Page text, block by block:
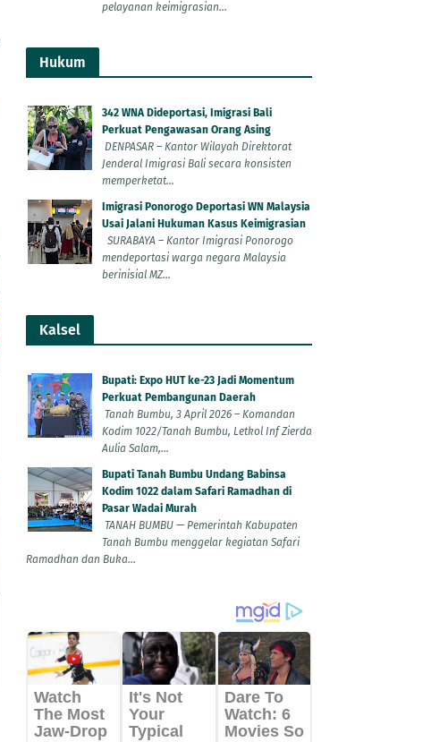
pelayanan keimigrasian...
Hukum
342 WNA Dideportasi, Imigrasi Bali
Perkuat Pengawasan Orang Asing
DENPASAR – Kantor Wilayah Direktorat
Jenderal Imigrasi Bali secara konsisten
memperketat...
Imigrasi Ponorogo Deportasi WN Malaysia
Usai Jalani Hukuman Kasus Keimigrasian
SURABAYA – Kantor Imigrasi Ponorogo
mendeportasi warga negara Malaysia
berinisial MZ...
Kalsel
Bupati: Expo HUT ke-23 Jadi Momentum
Perkuat Pembangunan Daerah
Tanah Bumbu, 3 April 2026 – Komandan
Kodim 1022/Tanah Bumbu, Letkol Inf Zierda
Aulia Salam,...
Bupati Tanah Bumbu Undang Babinsa
Kodim 1022 dalam Safari Ramadhan di
Pasar Wadai Murah
TANAH BUMBU — Pemerintah Kabupaten
Tanah Bumbu menggelar kegiatan Safari
Ramadhan dan Buka...